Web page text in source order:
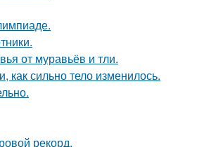
от муравьёв и тли.
сильно тело изменилось.
рекорд.